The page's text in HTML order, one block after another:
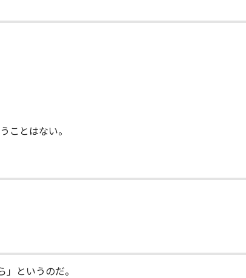
ことはない。
というのだ。